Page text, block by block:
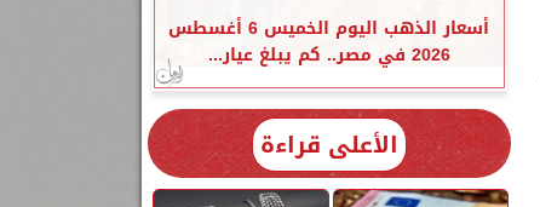
أسعار الذهب اليوم الخميس 6 أغسطس
2026 في مصر.. كم يبلغ عيار...
الأعلى قراءة